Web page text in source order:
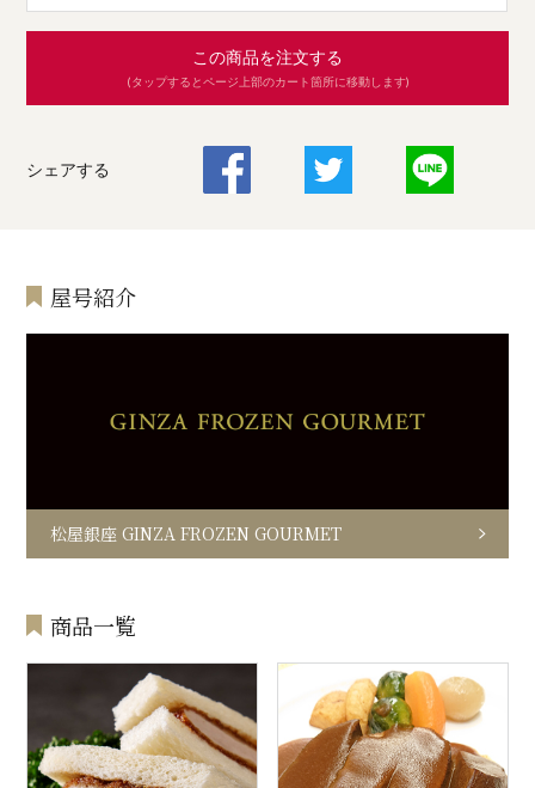
この商品を注文する
(タップするとページ上部のカート箇所に移動します)
シェアする
屋号紹介
松屋銀座 GINZA FROZEN GOURMET
商品一覧